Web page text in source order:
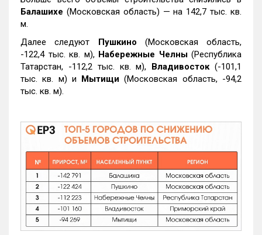
Балашихе (Московская область) — на 142,7 тыс. кв.
м.
Далее следуют Пушкино (Московская область,
-122,4 тыс. кв. м), Набережные Челны(Республика
Татарстан, -112,2 тыс. кв. м), Владивосток(-101,1
тыс. кв. м) и Мытищи (Московская область, -94,2
тыс. кв. м).